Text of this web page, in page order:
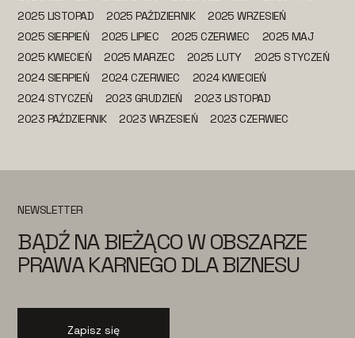
2025 LISTOPAD
2025 PAŹDZIERNIK
2025 WRZESIEŃ
2025 SIERPIEŃ
2025 LIPIEC 2025 CZERWIEC
2025 MAJ
2025 KWIECIEŃ
2025 MARZEC 2025 LUTY
2025 STYCZEŃ
2024 SIERPIEŃ
2024 CZERWIEC
2024 KWIECIEŃ
2024 STYCZEŃ
2023 GRUDZIEŃ
2023 LISTOPAD
2023 PAŹDZIERNIK
2023 WRZESIEŃ 2023 CZERWIEC
NEWSLETTER
BĄDŹ NA BIEŻĄCO W OBSZARZE
PRAWA KARNEGO DLA BIZNESU
Zapisz się